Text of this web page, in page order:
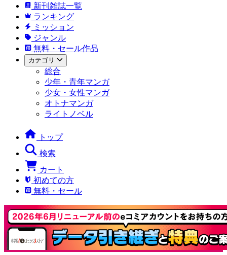
新刊雑誌一覧
ランキング
ミッション
ジャンル
無料・セール作品
カテゴリ
総合
少年・青年マンガ
少女・女性マンガ
オトナマンガ
ライトノベル
トップ
検索
カート
初めての方
無料・セール